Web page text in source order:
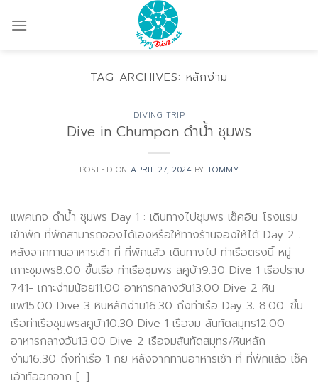
TAG ARCHIVES: หลักง่าม
DIVING TRIP
Dive in Chumpon ดำน้ำ ชุมพร
POSTED ONAPRIL 27, 2024BYTOMMY
แพคเกจ ดำน้ำ ชุมพร Day 1 : เดินทางไปชุมพร เช็คอิน โรงแรม
เข้าพัก ที่พักสามารถจองได้เองหรือให้ทางร้านจองให้ได้ Day 2 :
หลังจากทานอาหารเช้า ที่ ที่พักแล้ว เดินทางไป ท่าเรือตรงนี้ หมู่
เกาะชุมพร8.00 ขึ้นเรือ ท่าเรือชุมพร สคูบ้า9.30 Dive 1 เรือปราบ
741- เกาะง่ามน้อย11.00 อาหารกลางวัน13.00 Dive 2 หิน
แพ15.00 Dive 3 หินหลักง่าม16.30 ถึงท่าเรือ Day 3: 8.00. ขึ้น
เรือท่าเรือชุมพรสคูบ้า10.30 Dive 1 เรือจม สันทัดสมุทร12.00
อาหารกลางวัน13.00 Dive 2 เรือจมสันทัดสมุทร/หินหลัก
ง่าม16.30 ถึงท่าเรือ 1 กย หลังจากทานอาหารเช้า ที่ ที่พักแล้ว เช็ค
เอ้าท์ออกจาก […]